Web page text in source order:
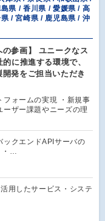
県 / 香川県 / 愛媛県 / 高
/ 宮崎県 / 鹿児島県 / 沖
の参画】 ユニークなス
に推進する環境で、
発をご担当いただき
フォームの実現 ・新規事
ザー課題やニーズの理
ックエンドAPIサーバの
・…
用したサービス・システ